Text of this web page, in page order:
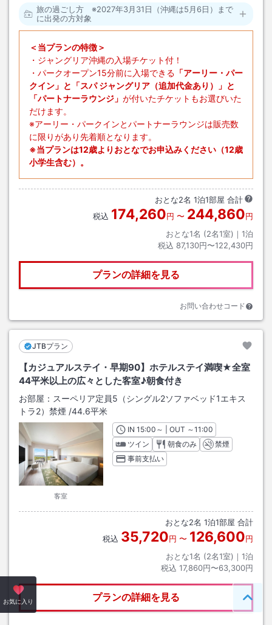
旅の過ごし方 ※2027年3月31日（沖縄は5月6日）まで
に出発の方対象
＜当プランの特徴＞
・ジャングリア沖縄の入場チケット付！
・パークオープン15分前に入場できる 「アーリー・パー
クイン」と「スパ ジャングリア（追加代金あり）」と
「パートナーラウンジ」 が付いたチケットもお選びいた
だけます。
※アーリー・パークインとパートナーラウンジは販売数
に限りがあり先着順となります。
※当プランは12歳よりおとなでお申込みください（12歳
小学生含む）。
おとな2名 1泊1部屋 合計
税込 174,260円 〜 244,860円
おとな1名 (2名1室)｜ 1泊
税込 87,130円〜122,430円
プランの詳細を見る
お問い合わせコード
JTBプラン
【カジュアルステイ・早期90】ホテルステイ満喫★全室
44平米以上の広々とした客室♪朝食付き
お部屋： スーペリア定員5（シングル2ソファベッド1エキス
トラ2）禁煙 /44.6平米
客室
INチェックイン
15:00 ～ | OUT チェックアウト
～11:00
ツイン
朝食のみ
禁煙
事前支払い
おとな2名 1泊1部屋 合計
税込 35,720円 〜 126,600円
おとな1名 (2名1室)｜ 1泊
税込 17,860円〜63,300円
プランの詳細を見る
お気に入り ペー